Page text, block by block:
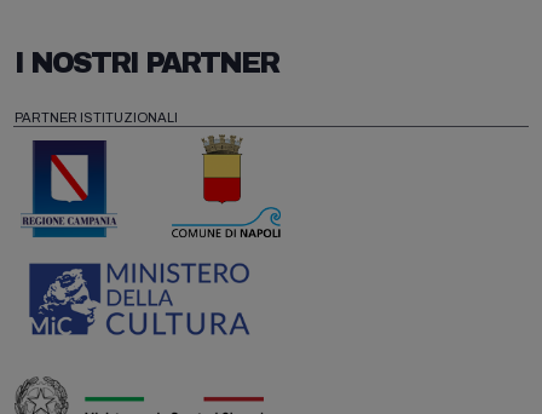
I NOSTRI PARTNER
PARTNER ISTITUZIONALI